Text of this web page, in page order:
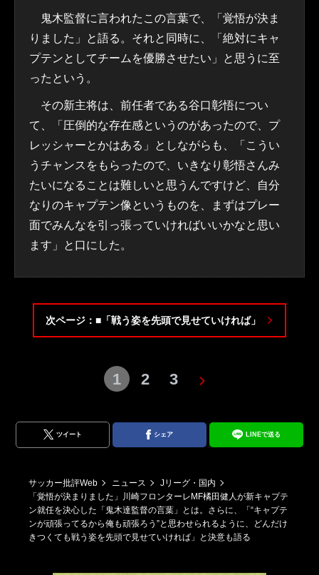
鬼木監督に言われたこの言葉で、「覚悟が決ま
りました」と語る。それと同時に、「絶対にキャ
プテンとしてチームを優勝させたい」と思うに至
ったという。
その新主将は、前任者である谷口彰悟につい
て、「圧倒的な存在感というのがあったので、プ
レッシャーとかはある」としながらも、「こうい
うチャンスをもらったので、いきなり彰悟さんみ
たいになることは難しいと思うんですけど、自分
なりのキャプテン像というものを、まずはプレー
面でみんなを引っ張っていければいいかなと思い
ます」と口にした。
次ページ：■「戦う姿を先頭で見せていければ」
1 2 3
ツイート シェア LINEで送る
サッカー批評Web ニュース
Jリーグ・国内
「覚悟が決まりました」川崎フロンターレMF橘田健人が新キャプテ
ン就任を決心した「鬼木達監督の言葉」とは。さらに、「“キャプテ
ンが頑張ってるから俺も頑張ろう”と思わせられるように、どんだけ
きつくても戦う姿を先頭で見せていければ」と決意も語る